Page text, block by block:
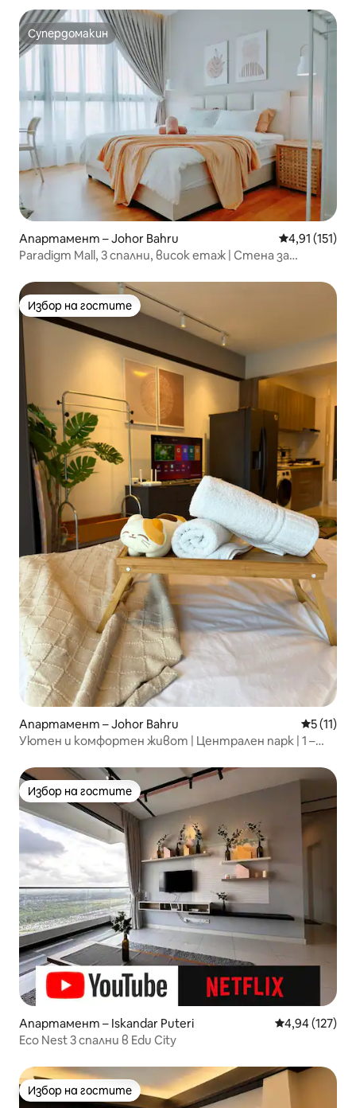
Супердомакин
Супердомакин
Апартамент – Johor Bahru Средна
4,91 (151)
Paradigm Mall, 3 спални, висок етаж | Стена за
Избор на гостите
Избор на гостите
Апартамент – Johor Bahru Средна
5 (11)
Уютен и комфортен живот | Централен парк | 1 –
Избор на гостите
Избор на гостите
Апартамент – Iskandar Puteri Средна
4,94 (127)
Eco Nest 3 спални в Edu City
Избор на гостите
Избор на гостите